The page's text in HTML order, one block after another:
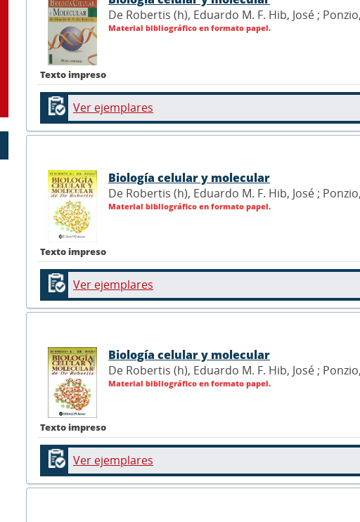
Texto impreso
De Robertis (h), Eduardo M. F. Hib, José ;
Material bibliográfico en formato papel.
Ver ejemplares
Texto impreso
Biología celular y molecular
De Robertis (h), Eduardo M. F. Hib, José ;
Material bibliográfico en formato papel.
Ver ejemplares
Texto impreso
Biología celular y molecular
De Robertis (h), Eduardo M. F. Hib, José ;
Material bibliográfico en formato papel.
Ver ejemplares